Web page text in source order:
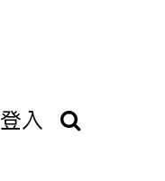
登入